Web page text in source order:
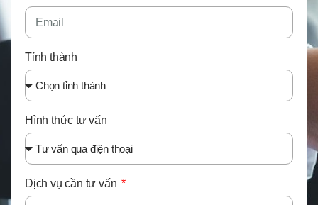
Tỉnh thành
Hình thức tư vấn
Dịch vụ cần tư vấn